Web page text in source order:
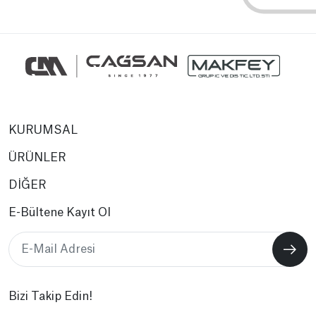
KURUMSAL
ÜRÜNLER
DİĞER
E-Bültene Kayıt Ol
Bizi Takip Edin!